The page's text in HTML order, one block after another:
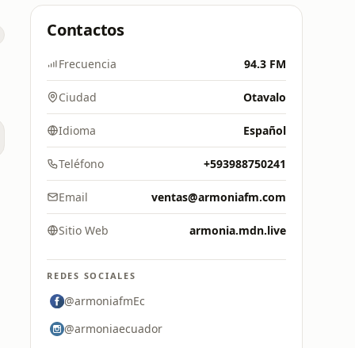
Contactos
Frecuencia 94.3 FM
Ciudad Otavalo
Idioma Español
Teléfono +593988750241
Email ventas@armoniafm.com
Sitio Web armonia.mdn.live
REDES SOCIALES
@armoniafmEc
@armoniaecuador